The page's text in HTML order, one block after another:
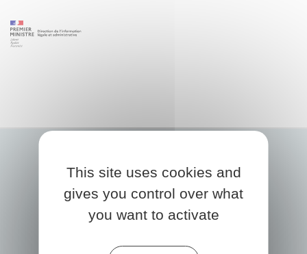
This site uses cookies and
gives you control over what
you want to activate